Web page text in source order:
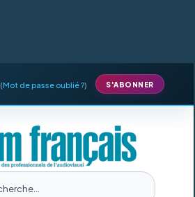
(Mot de passe oublié ?) S'ABONNER